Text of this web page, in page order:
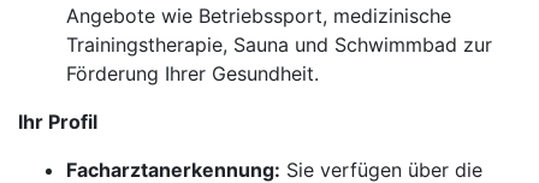
Angebote wie Betriebssport, medizinische
Trainingstherapie, Sauna und Schwimmbad zur
Förderung Ihrer Gesundheit.
Ihr Profil
Facharztanerkennung: Sie verfügen über die